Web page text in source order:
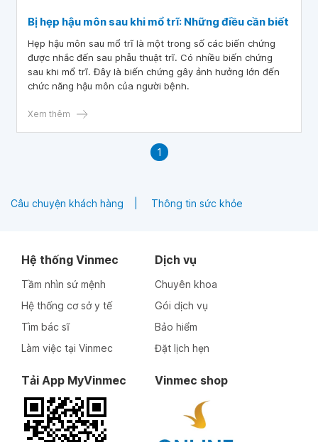
Bị hẹp hậu môn sau khi mổ trĩ: Những điều cần biết
Hẹp hậu môn sau mổ trĩ là một trong số các biến chứng
được nhắc đến sau phẫu thuật trĩ. Có nhiều biến chứng
sau khi mổ trĩ. Đây là biến chứng gây ảnh hưởng lớn đến
chức năng hậu môn của người bệnh.
Xem thêm
1
Câu chuyện khách hàng Thông tin sức khỏe
Hệ thống Vinmec
Tầm nhìn sứ mệnh
Hệ thống cơ sở y tế
Tìm bác sĩ
Làm việc tại Vinmec
Dịch vụ
Chuyên khoa
Gói dịch vụ
Bảo hiểm
Đặt lịch hẹn
Tải App MyVinmec Vinmec shop